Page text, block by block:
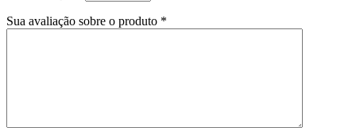
Sua avaliação sobre o produto *